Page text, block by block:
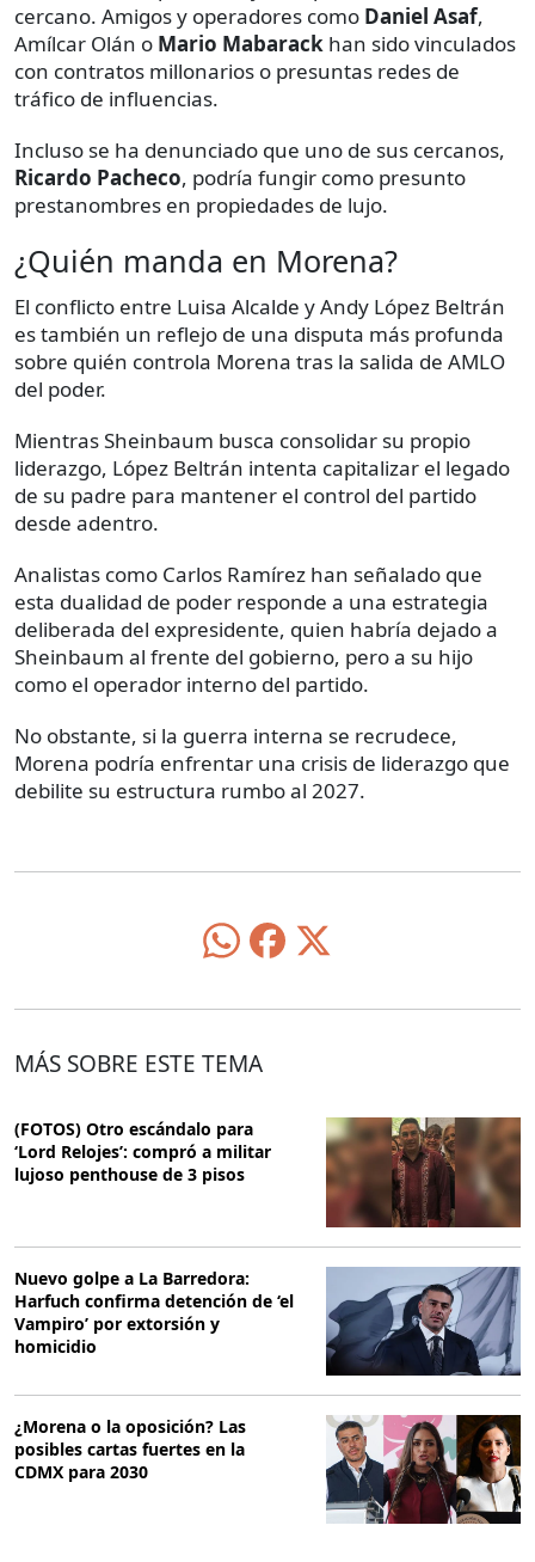
cercano. Amigos y operadores como Daniel Asaf,
Amílcar Olán o Mario Mabarack han sido vinculados
con contratos millonarios o presuntas redes de
tráfico de influencias.
Incluso se ha denunciado que uno de sus cercanos,
Ricardo Pacheco, podría fungir como presunto
prestanombres en propiedades de lujo.
¿Quién manda en Morena?
El conflicto entre Luisa Alcalde y Andy López Beltrán
es también un reflejo de una disputa más profunda
sobre quién controla Morena tras la salida de AMLO
del poder.
Mientras Sheinbaum busca consolidar su propio
liderazgo, López Beltrán intenta capitalizar el legado
de su padre para mantener el control del partido
desde adentro.
Analistas como Carlos Ramírez han señalado que
esta dualidad de poder responde a una estrategia
deliberada del expresidente, quien habría dejado a
Sheinbaum al frente del gobierno, pero a su hijo
como el operador interno del partido.
No obstante, si la guerra interna se recrudece,
Morena podría enfrentar una crisis de liderazgo que
debilite su estructura rumbo al 2027.
MÁS SOBRE ESTE TEMA
(FOTOS) Otro escándalo para
‘Lord Relojes’: compró a militar
lujoso penthouse de 3 pisos
Nuevo golpe a La Barredora:
Harfuch confirma detención de ‘el
Vampiro’ por extorsión y
homicidio
¿Morena o la oposición? Las
posibles cartas fuertes en la
CDMX para 2030